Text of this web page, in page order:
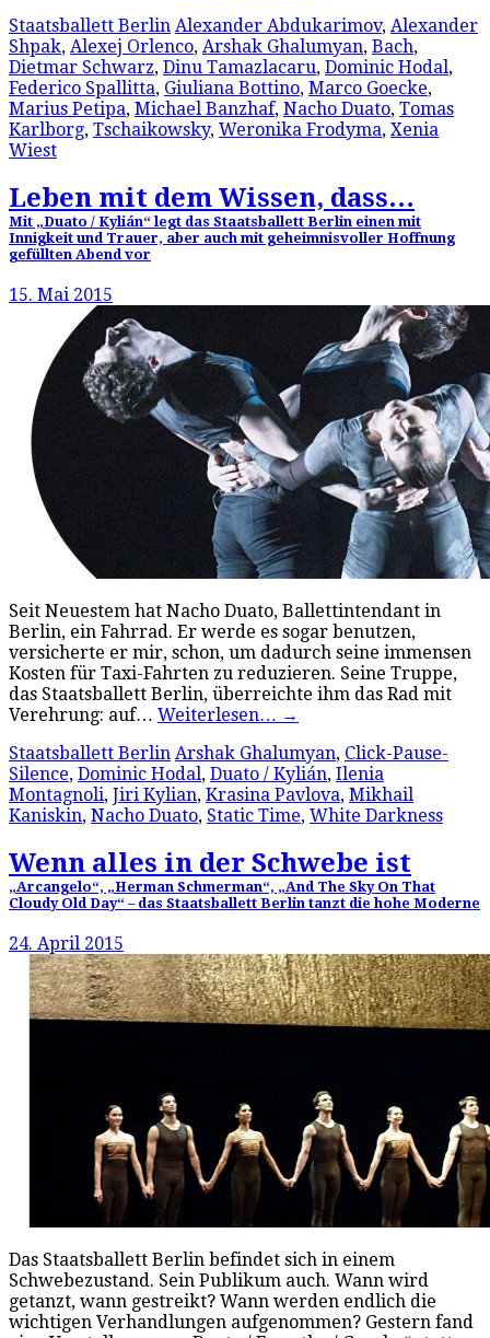
Staatsballett Berlin Alexander Abdukarimov, Alexander
Shpak, Alexej Orlenco, Arshak Ghalumyan, Bach,
Dietmar Schwarz, Dinu Tamazlacaru, Dominic Hodal,
Federico Spallitta, Giuliana Bottino, Marco Goecke,
Marius Petipa, Michael Banzhaf, Nacho Duato, Tomas
Karlborg, Tschaikowsky, Weronika Frodyma, Xenia
Wiest
Leben mit dem Wissen, dass…
Mit „Duato / Kylián“ legt das Staatsballett Berlin einen mit
Innigkeit und Trauer, aber auch mit geheimnisvoller Hoffnung
gefüllten Abend vor
15. Mai 2015
Seit Neuestem hat Nacho Duato, Ballettintendant in
Berlin, ein Fahrrad. Er werde es sogar benutzen,
versicherte er mir, schon, um dadurch seine immensen
Kosten für Taxi-Fahrten zu reduzieren. Seine Truppe,
das Staatsballett Berlin, überreichte ihm das Rad mit
Verehrung: auf… Weiterlesen… →
Staatsballett Berlin Arshak Ghalumyan, Click-Pause-
Silence, Dominic Hodal, Duato / Kylián, Ilenia
Montagnoli, Jiri Kylian, Krasina Pavlova, Mikhail
Kaniskin, Nacho Duato, Static Time, White Darkness
Wenn alles in der Schwebe ist
„Arcangelo“, „Herman Schmerman“, „And The Sky On That
Cloudy Old Day“ – das Staatsballett Berlin tanzt die hohe Moderne
24. April 2015
Das Staatsballett Berlin befindet sich in einem
Schwebezustand. Sein Publikum auch. Wann wird
getanzt, wann gestreikt? Wann werden endlich die
wichtigen Verhandlungen aufgenommen? Gestern fand